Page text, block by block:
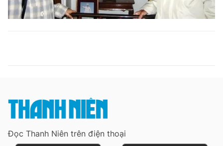
Đọc Thanh Niên trên điện thoại